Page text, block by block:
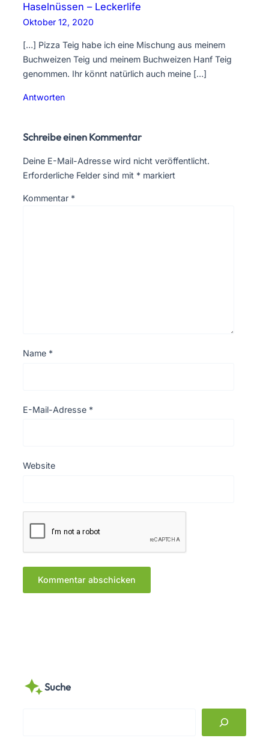
Haselnüssen – Leckerlife
Oktober 12, 2020
[…] Pizza Teig habe ich eine Mischung aus meinem
Buchweizen Teig und meinem Buchweizen Hanf Teig
genommen. Ihr könnt natürlich auch meine […]
Antworten
Schreibe einen Kommentar
Deine E-Mail-Adresse wird nicht veröffentlicht.
Erforderliche Felder sind mit * markiert
Kommentar *
Name *
E-Mail-Adresse *
Website
Suche